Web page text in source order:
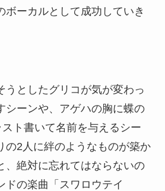
ボーカルとして成功していき
うとしたグリコが気が変わっ
シーンや、アゲハの胸に蝶の
ト書いて名前を与えるシー
の2人に絆のようなものが築か
、絶対に忘れてはならないの
ドの楽曲「スワロウテイ